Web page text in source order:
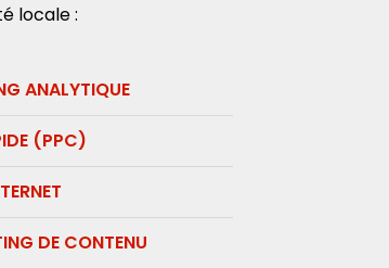
locale :
ANALYTIQUE​
(PPC)​
DE CONTENU​